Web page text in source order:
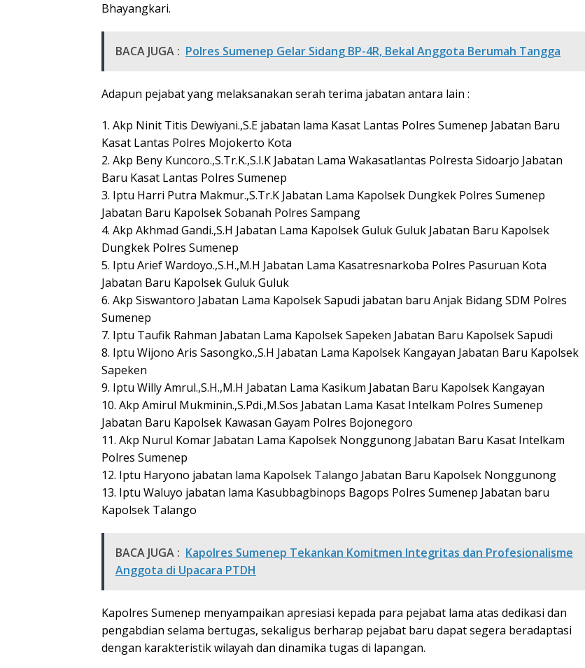
Bhayangkari.
BACA JUGA : Polres Sumenep Gelar Sidang BP-4R, Bekal Anggota Berumah Tangga
Adapun pejabat yang melaksanakan serah terima jabatan antara lain :
1. Akp Ninit Titis Dewiyani.,S.E jabatan lama Kasat Lantas Polres Sumenep Jabatan Baru
Kasat Lantas Polres Mojokerto Kota
2. Akp Beny Kuncoro.,S.Tr.K.,S.I.K Jabatan Lama Wakasatlantas Polresta Sidoarjo Jabatan
Baru Kasat Lantas Polres Sumenep
3. Iptu Harri Putra Makmur.,S.Tr.K Jabatan Lama Kapolsek Dungkek Polres Sumenep
Jabatan Baru Kapolsek Sobanah Polres Sampang
4. Akp Akhmad Gandi.,S.H Jabatan Lama Kapolsek Guluk Guluk Jabatan Baru Kapolsek
Dungkek Polres Sumenep
5. Iptu Arief Wardoyo.,S.H.,M.H Jabatan Lama Kasatresnarkoba Polres Pasuruan Kota
Jabatan Baru Kapolsek Guluk Guluk
6. Akp Siswantoro Jabatan Lama Kapolsek Sapudi jabatan baru Anjak Bidang SDM Polres
Sumenep
7. Iptu Taufik Rahman Jabatan Lama Kapolsek Sapeken Jabatan Baru Kapolsek Sapudi
8. Iptu Wijono Aris Sasongko.,S.H Jabatan Lama Kapolsek Kangayan Jabatan Baru Kapolsek
Sapeken
9. Iptu Willy Amrul.,S.H.,M.H Jabatan Lama Kasikum Jabatan Baru Kapolsek Kangayan
10. Akp Amirul Mukminin.,S.Pdi.,M.Sos Jabatan Lama Kasat Intelkam Polres Sumenep
Jabatan Baru Kapolsek Kawasan Gayam Polres Bojonegoro
11. Akp Nurul Komar Jabatan Lama Kapolsek Nonggunong Jabatan Baru Kasat Intelkam
Polres Sumenep
12. Iptu Haryono jabatan lama Kapolsek Talango Jabatan Baru Kapolsek Nonggunong
13. Iptu Waluyo jabatan lama Kasubbagbinops Bagops Polres Sumenep Jabatan baru
Kapolsek Talango
BACA JUGA : Kapolres Sumenep Tekankan Komitmen Integritas dan Profesionalisme
Anggota di Upacara PTDH
Kapolres Sumenep menyampaikan apresiasi kepada para pejabat lama atas dedikasi dan
pengabdian selama bertugas, sekaligus berharap pejabat baru dapat segera beradaptasi
dengan karakteristik wilayah dan dinamika tugas di lapangan.